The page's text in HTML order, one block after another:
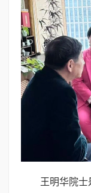
王明华院